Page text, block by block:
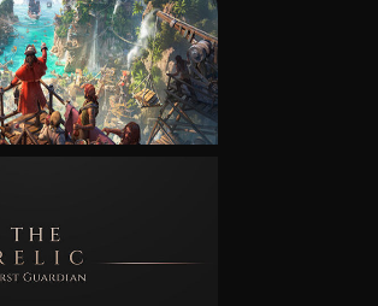
VIEW
VIEW